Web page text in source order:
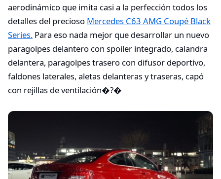
aerodinámico que imita casi a la perfección todos los
detalles del precioso Mercedes C63 AMG Coupé Black
Series. Para eso nada mejor que desarrollar un nuevo
paragolpes delantero con spoiler integrado, calandra
delantera, paragolpes trasero con difusor deportivo,
faldones laterales, aletas delanteras y traseras, capó
con rejillas de ventilación�?�